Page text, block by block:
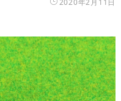
2020年2月11日